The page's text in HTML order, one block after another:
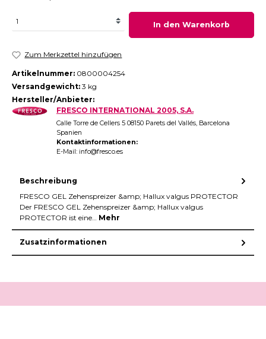
In den Warenkorb
Zum Merkzettel hinzufügen
Artikelnummer: 0800004254
Versandgewicht: 3 kg
Hersteller/Anbieter:
FRESCO INTERNATIONAL 2005, S.A.
Calle Torre de Cellers 5 08150 Parets del Vallés, Barcelona
Spanien
Kontaktinformationen:
E-Mail: info@fresco.es
Beschreibung
FRESCO GEL Zehenspreizer &amp; Hallux valgus PROTECTOR
Der FRESCO GEL Zehenspreizer &amp; Hallux valgus
PROTECTOR ist eine… Mehr
Zusatzinformationen